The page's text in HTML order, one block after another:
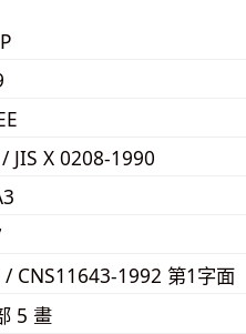
JIS X 0208-1990
/ CNS11643-1992 第1字面
5 畫